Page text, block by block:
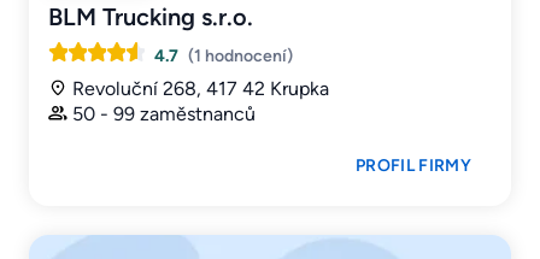
BLM Trucking s.r.o.
4.7 (1 hodnocení)
Revoluční 268, 417 42 Krupka
50 - 99 zaměstnanců
PROFIL FIRMY